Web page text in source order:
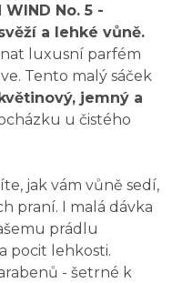
No. 5 -
a lehké vůně.
luxusní parfém
Tento malý sáček
jemný a
u čistého
jak vám vůně sedí,
praní. I malá dávka
prádlu
pocit lehkosti.
- šetrné k